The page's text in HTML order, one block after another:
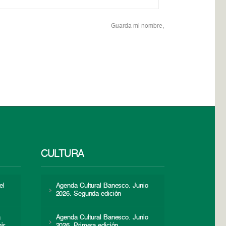
Guarda mi nombre,
CULTURA
Agenda Cultural Banesco. Junio
2026. Segunda edición
Agenda Cultural Banesco. Junio